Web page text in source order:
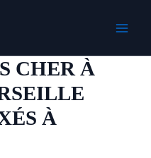
CHER À
À